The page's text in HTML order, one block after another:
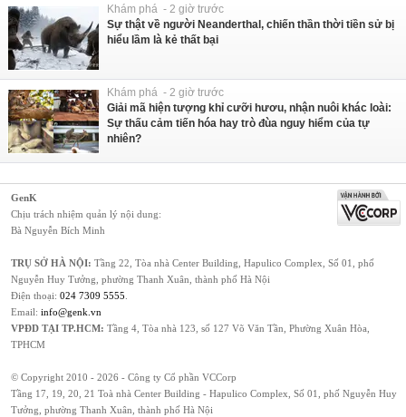
Khám phá - 2 giờ trước
Sự thật về người Neanderthal, chiến thần thời tiền sử bị
hiểu lầm là kẻ thất bại
Khám phá - 2 giờ trước
Giải mã hiện tượng khỉ cưỡi hươu, nhận nuôi khác loài:
Sự thấu cảm tiến hóa hay trò đùa nguy hiểm của tự
nhiên?
GenK
Chịu trách nhiệm quản lý nội dung:
Bà Nguyễn Bích Minh
TRỤ SỞ HÀ NỘI: Tầng 22, Tòa nhà Center Building, Hapulico Complex, Số 01, phố
Nguyễn Huy Tưởng, phường Thanh Xuân, thành phố Hà Nội
Điện thoại: 024 7309 5555
Email: info@genk.vn
VPĐD TẠI TP.HCM: Tầng 4, Tòa nhà 123, số 127 Võ Văn Tần, Phường Xuân Hòa,
TPHCM
© Copyright 2010 - 2026 - Công ty Cổ phần VCCorp
Tầng 17, 19, 20, 21 Toà nhà Center Building - Hapulico Complex, Số 01, phố Nguyễn Huy
Tưởng, phường Thanh Xuân, thành phố Hà Nội